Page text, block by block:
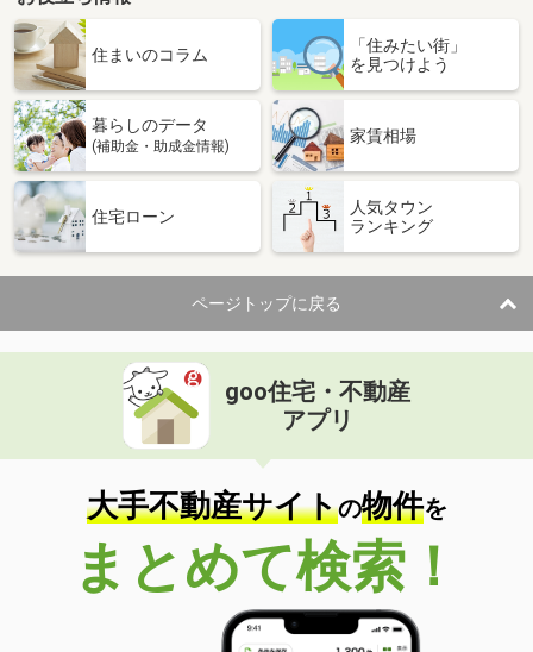
住まいのコラム
「住みたい街」
を見つけよう
暮らしのデータ
(補助金・助成金情報)
家賃相場
住宅ローン
人気タウン
ランキング
ページトップに戻る
goo住宅・不動産
アプリ
大手不動産サイトの物件を
まとめて検索！